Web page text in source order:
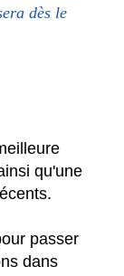
dès le
qu'une
passer
dans